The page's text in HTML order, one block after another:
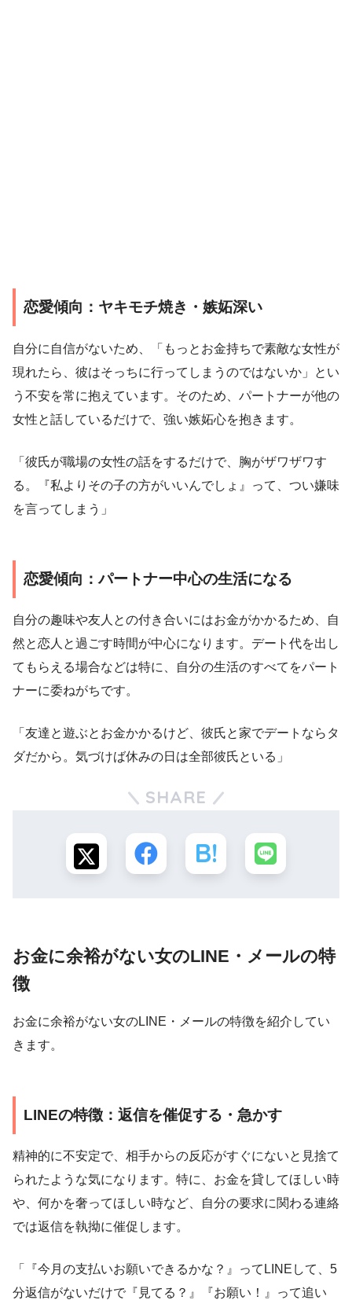
恋愛傾向：ヤキモチ焼き・嫉妬深い
自分に自信がないため、「もっとお金持ちで素敵な女性が
現れたら、彼はそっちに行ってしまうのではないか」とい
う不安を常に抱えています。そのため、パートナーが他の
女性と話しているだけで、強い嫉妬心を抱きます。
「彼氏が職場の女性の話をするだけで、胸がザワザワす
る。『私よりその子の方がいいんでしょ』って、つい嫌味
を言ってしまう」
恋愛傾向：パートナー中心の生活になる
自分の趣味や友人との付き合いにはお金がかかるため、自
然と恋人と過ごす時間が中心になります。デート代を出し
てもらえる場合などは特に、自分の生活のすべてをパート
ナーに委ねがちです。
「友達と遊ぶとお金かかるけど、彼氏と家でデートならタ
ダだから。気づけば休みの日は全部彼氏といる」
SHARE
お金に余裕がない女のLINE・メールの特
徴
お金に余裕がない女のLINE・メールの特徴を紹介してい
きます。
LINEの特徴：返信を催促する・急かす
精神的に不安定で、相手からの反応がすぐにないと見捨て
られたような気になります。特に、お金を貸してほしい時
や、何かを奢ってほしい時など、自分の要求に関わる連絡
では返信を執拗に催促します。
「『今月の支払いお願いできるかな？』ってLINEして、5
分返信がないだけで『見てる？』『お願い！』って追い